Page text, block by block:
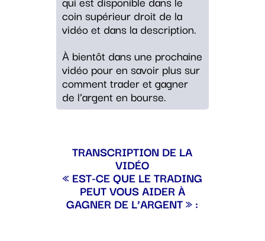
coin supérieur droit de la
vidéo et dans la description.
À bientôt dans une prochaine
vidéo pour en savoir plus sur
comment trader et gagner
de l’argent en bourse.
TRANSCRIPTION DE LA
VIDÉO
« EST-CE QUE LE TRADING
PEUT VOUS AIDER À
GAGNER DE L’ARGENT » :